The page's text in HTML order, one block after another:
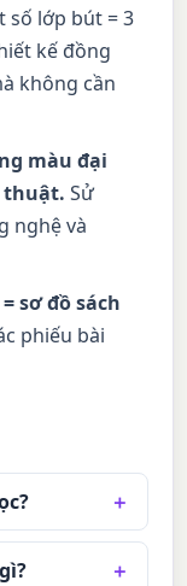
số lớp bút = 3
kế đồng
không cần
màu đại
thuật. Sử
nghệ và
sơ đồ sách
phiếu bài